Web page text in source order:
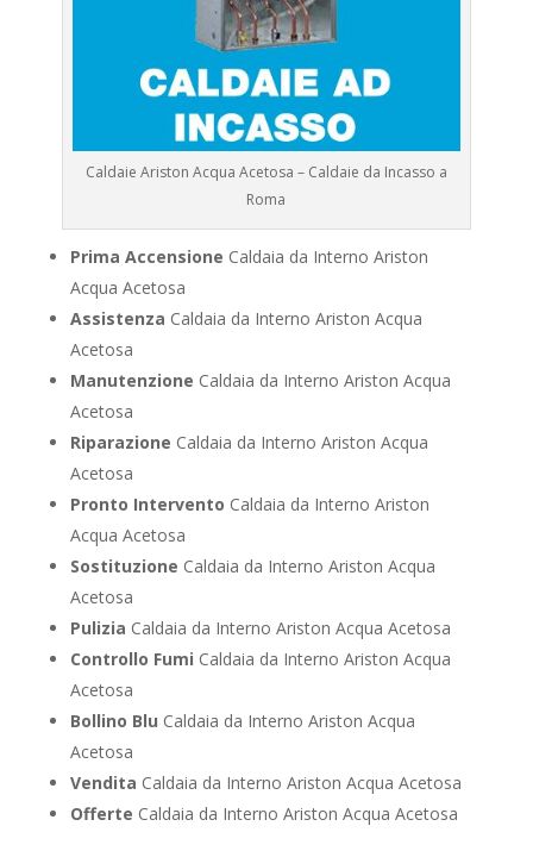
Caldaie Ariston Acqua Acetosa – Caldaie da Incasso a
Roma
Prima Accensione Caldaia da Interno Ariston
Acqua Acetosa
Assistenza Caldaia da Interno Ariston Acqua
Acetosa
Manutenzione Caldaia da Interno Ariston Acqua
Acetosa
Riparazione Caldaia da Interno Ariston Acqua
Acetosa
Pronto Intervento Caldaia da Interno Ariston
Acqua Acetosa
Sostituzione Caldaia da Interno Ariston Acqua
Acetosa
Pulizia Caldaia da Interno Ariston Acqua Acetosa
Controllo Fumi Caldaia da Interno Ariston Acqua
Acetosa
Bollino Blu Caldaia da Interno Ariston Acqua
Acetosa
Vendita Caldaia da Interno Ariston Acqua Acetosa
Offerte Caldaia da Interno Ariston Acqua Acetosa